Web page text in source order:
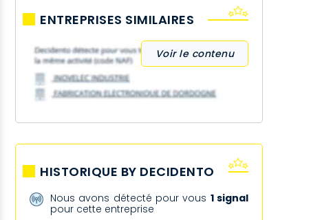
ENTREPRISES SIMILAIRES
Voir le contenu
HISTORIQUE BY DECIDENTO
Nous avons détecté pour vous 1 signal
pour cette entreprise